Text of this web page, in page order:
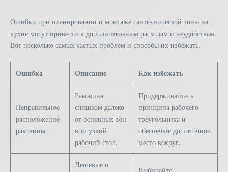
Ошибки при планировании и монтаже сантехнической зоны на
кухне могут привести к дополнительным расходам и неудобствам.
Вот несколько самых частых проблем и способы их избежать.
Ошибка Описание Как избежать
Неправильное
расположение
раковины
Раковина
слишком далеко
от основных зон
или узкий
рабочий стол.
Придерживайтесь
принципа рабочего
треугольника и
обеспечьте достаточное
место вокруг.
Дешевые и
Выбирайте